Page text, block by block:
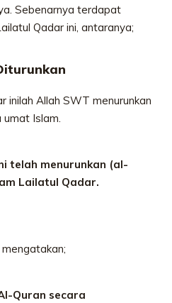
Sebenarnya terdapat
Qadar ini, antaranya;
inilah Allah SWT menurunkan
umat Islam.
telah menurunkan (al-
Lailatul Qadar.
mengatakan;
Quran secara